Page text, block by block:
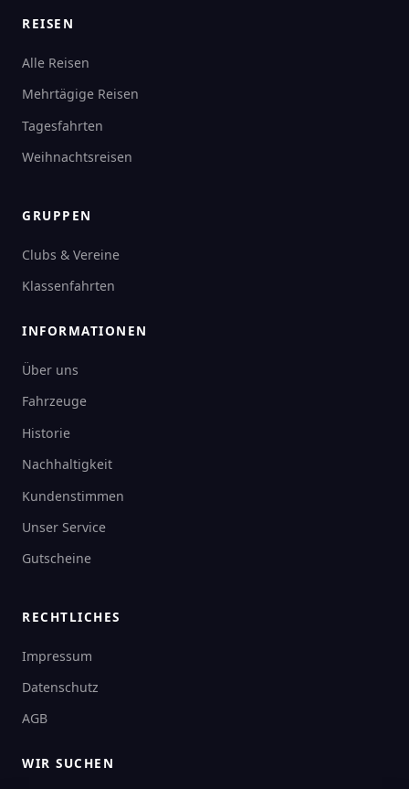
REISEN
Alle Reisen
Mehrtägige Reisen
Tagesfahrten
Weihnachtsreisen
GRUPPEN
Clubs & Vereine
Klassenfahrten
INFORMATIONEN
Über uns
Fahrzeuge
Historie
Nachhaltigkeit
Kundenstimmen
Unser Service
Gutscheine
RECHTLICHES
Impressum
Datenschutz
AGB
WIR SUCHEN